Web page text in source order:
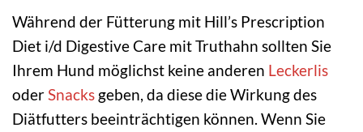
Während der Fütterung mit Hill’s Prescription
Diet i/d Digestive Care mit Truthahn sollten Sie
Ihrem Hund möglichst keine anderen Leckerlis
oderSnacks geben, da diese die Wirkung des
Diätfutters beeinträchtigen können. Wenn Sie